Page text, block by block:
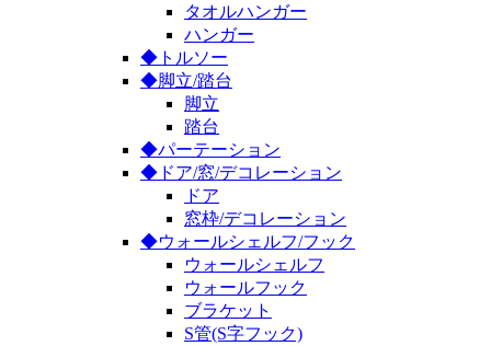
タオルハンガー
ハンガー
◆トルソー
◆脚立/踏台
脚立
踏台
◆パーテーション
◆ドア/窓/デコレーション
ドア
窓枠/デコレーション
◆ウォールシェルフ/フック
ウォールシェルフ
ウォールフック
ブラケット
S管(S字フック)